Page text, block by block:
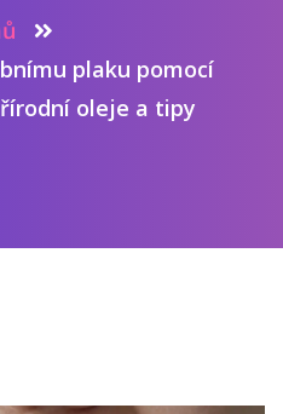
plaku pomocí
oleje a tipy